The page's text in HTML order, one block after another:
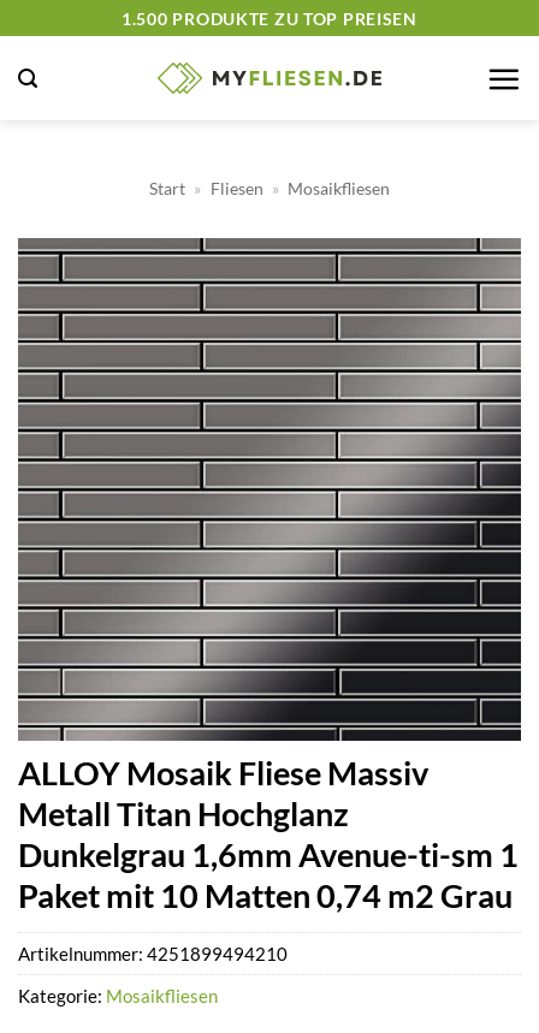
springen
1.500 PRODUKTE ZU TOP PREISEN
Start » Fliesen » Mosaikfliesen
ALLOY Mosaik Fliese Massiv
Metall Titan Hochglanz
Dunkelgrau 1,6mm Avenue-ti-sm 1
Paket mit 10 Matten 0,74 m2 Grau
Artikelnummer: 4251899494210
Kategorie: Mosaikfliesen